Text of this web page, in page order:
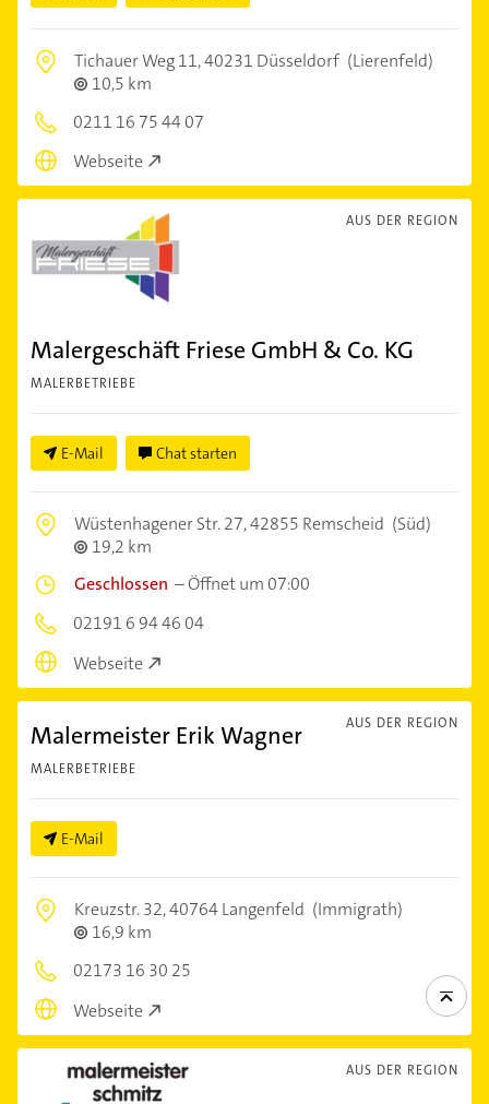
Tichauer Weg 11,40231 Düsseldorf (Lierenfeld)
10,5 km
0211 16 75 44 07
Webseite
AUS DER REGION
Malergeschäft Friese GmbH & Co. KG
MALERBETRIEBE
E-Mail Chat starten
Wüstenhagener Str. 27,42855 Remscheid (Süd)
19,2 km
Geschlossen –Öffnet um 07:00
02191 6 94 46 04
Webseite
AUS DER REGION
Malermeister Erik Wagner
MALERBETRIEBE
E-Mail
Kreuzstr. 32,40764 Langenfeld (Immigrath)
16,9 km
02173 16 30 25
Webseite
AUS DER REGION